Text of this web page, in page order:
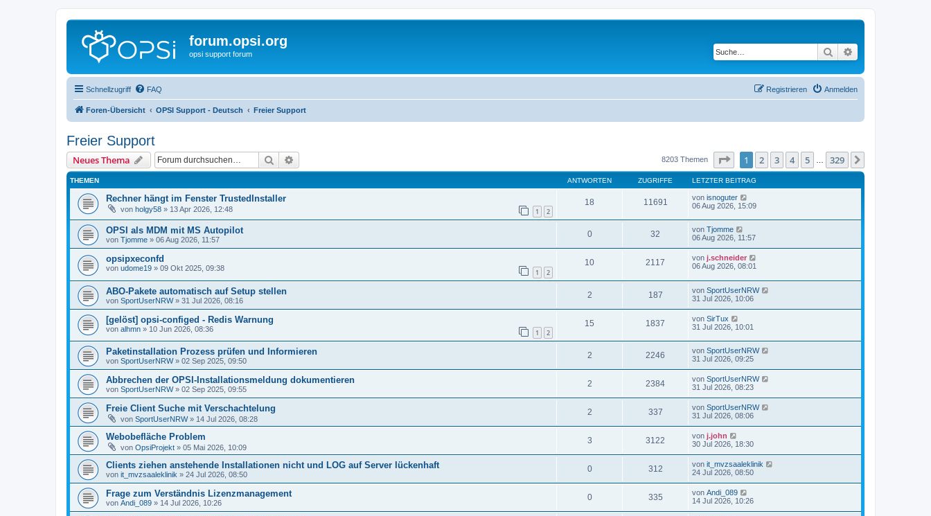
forum.opsi.org
opsi support forum Suche
Schnellzugriff FAQ Anmelden
Registrieren
Foren-Übersicht OPSI Support - Deutsch Freier Support
Freier Support
Neues Thema Suche 8203 Themen Seite von329
1 2 3 4 5 329
THEMEN ANTWORTEN ZUGRIFFE LETZTER BEITRAG
Rechner hängt im Fenster TrustedInstaller
von holgy58 » 13 Apr 2026, 12:48 1 2
18 11691 von isnoguter
06 Aug 2026, 15:09
OPSI als MDM mit MS Autopilot
von Tjomme » 06 Aug 2026, 11:57
0 32 von Tjomme
06 Aug 2026, 11:57
opsipxeconfd
von udome19 » 09 Okt 2025, 09:38 1 2
10 2117 von j.schneider
06 Aug 2026, 08:01
ABO-Pakete automatisch auf Setup stellen
von SportUserNRW» 31 Jul 2026, 08:16
2 187 von SportUserNRW
31 Jul 2026, 10:06
[gelöst] opsi-configed - Redis Warnung
von alhmn » 10 Jun 2026, 08:36 1 2
15 1837 von SirTux
31 Jul 2026, 10:01
Paketinstallation Prozess prüfen und Informieren
von SportUserNRW» 02 Sep 2025, 09:50
2 2246 von SportUserNRW
31 Jul 2026, 09:25
Abbrechen der OPSI-Installationsmeldung dokumentieren
von SportUserNRW» 02 Sep 2025, 09:55
2 2384 von SportUserNRW
31 Jul 2026, 08:23
Freie Client Suche mit Verschachtelung
von SportUserNRW» 14 Jul 2026, 08:28
2 337 von SportUserNRW
31 Jul 2026, 08:06
Webobefläche Problem
von OpsiProjekt » 05 Mai 2026, 10:09
3 3122 von j.john
30 Jul 2026, 18:30
Clients ziehen anstehende Installationen nicht und LOG auf Server lückenhaft
von it_mvzsaaleklinik » 24 Jul 2026, 08:50
0 312 von it_mvzsaaleklinik
24 Jul 2026, 08:50
Frage zum Verständnis Lizenzmanagement
von Andi_089 » 14 Jul 2026, 10:26
0 335 von Andi_089
14 Jul 2026, 10:26